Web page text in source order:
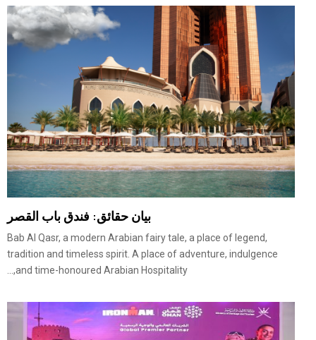
بيان حقائق: فندق باب القصر
Bab Al Qasr, a modern Arabian fairy tale, a place of legend,
tradition and timeless spirit. A place of adventure, indulgence
and time-honoured Arabian Hospitality,...